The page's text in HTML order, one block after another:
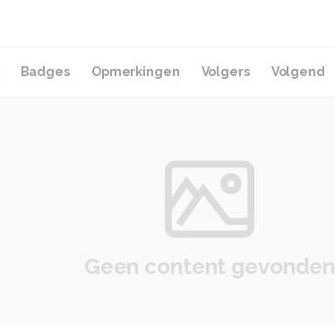
Badges Opmerkingen Volgers Volgend
Geen content gevonden